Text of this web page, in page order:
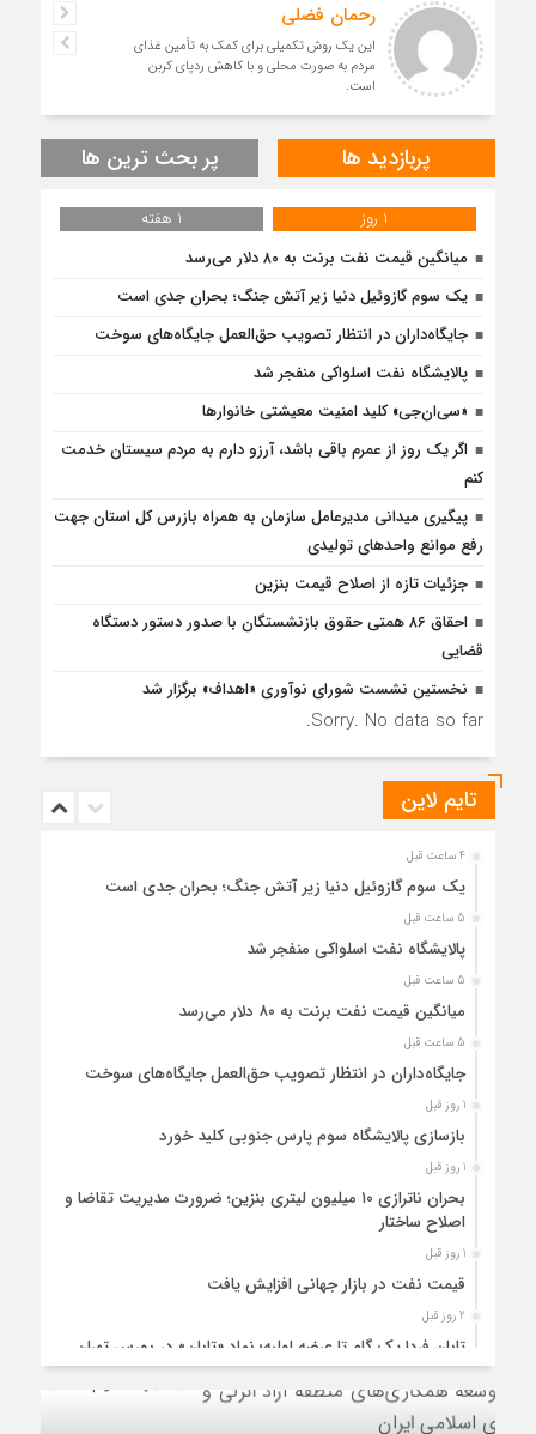
رحمان فضلی
این یک روش تکمیلی برای کمک به تأمین غذای
مردم به صورت محلی و با کاهش ردپای کربن
است.
پربازدید ها پر بحث ترین ها
1 روز
1 هفته
میانگین قیمت نفت برنت به ۸۰ دلار می‌رسد
یک سوم گازوئیل دنیا زیر آتش جنگ؛ بحران جدی است
جایگاه‌داران در انتظار تصویب حق‌العمل جایگاه‌های سوخت
پالایشگاه نفت اسلواکی منفجر شد
«سی‌ان‌جی» کلید امنیت معیشتی خانوارها
اگر یک روز از عمرم باقی باشد، آرزو دارم به مردم سیستان خدمت
کنم
پیگیری میدانی مدیرعامل سازمان به همراه بازرس كل استان جهت
رفع موانع واحدهای تولیدی
جزئیات تازه از اصلاح قیمت بنزین
احقاق ۸۶ همتی حقوق بازنشستگان با صدور دستور دستگاه
قضایی
نخستین نشست شورای نوآوری «اهداف» برگزار شد
Sorry. No data so far.
تایم لاین
4 ساعت قبل
یک سوم گازوئیل دنیا زیر آتش جنگ؛ بحران جدی است
5 ساعت قبل
پالایشگاه نفت اسلواکی منفجر شد
5 ساعت قبل
میانگین قیمت نفت برنت به ۸۰ دلار می‌رسد
5 ساعت قبل
جایگاه‌داران در انتظار تصویب حق‌العمل جایگاه‌های سوخت
1 روز قبل
بازسازی پالایشگاه سوم پارس جنوبی کلید خورد
1 روز قبل
بحران ناترازی ۱۰ میلیون لیتری بنزین؛ ضرورت مدیریت تقاضا و
اصلاح ساختار
1 روز قبل
قیمت نفت در بازار جهانی افزایش یافت
2 روز قبل
تابان فردا یک گام تا عرضه اولیه؛ نماد «تابان» در بورس تهران
درج شد
2 روز قبل